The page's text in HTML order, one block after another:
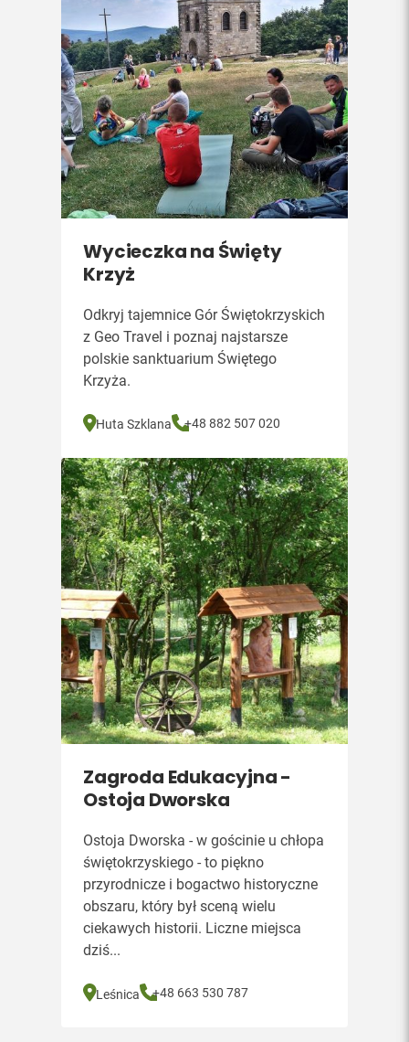
Wycieczka na Święty
Krzyż
Odkryj tajemnice Gór Świętokrzyskich
z Geo Travel i poznaj najstarsze
polskie sanktuarium Świętego
Krzyża.
Huta Szklana +48 882 507 020
Zagroda Edukacyjna -
Ostoja Dworska
Ostoja Dworska - w gościnie u chłopa
świętokrzyskiego - to piękno
przyrodnicze i bogactwo historyczne
obszaru, który był sceną wielu
ciekawych historii. Liczne miejsca
dziś...
Leśnica +48 663 530 787